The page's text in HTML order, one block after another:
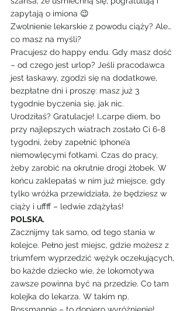
zapytają o imiona 😉
Zwolnienie lekarskie z powodu ciąży? Ale…
co masz na myśli?
Pracujesz do happy endu. Gdy masz dość
– od czego jest urlop? Jeśli pracodawca
jest łaskawy, zgodzi się na dodatkowe,
bezpłatne dni i proszę: masz już 3
tygodnie byczenia się, jak nic.
Urodziłaś? Gratulacje! I…carpe diem, bo
przy najlepszych wiatrach zostało Ci 6-8
tygodni, żeby zapełnić Iphone’a
niemowlęcymi fotkami. Czas do pracy,
żeby zarobić na okrutnie drogi żłobek. W
końcu zaklepałaś w nim już miejsce, gdy
tylko wróżka przewidziała, że będziesz w
ciąży i uffff – ledwie zdążyłaś!
POLSKA.
Zacznijmy tak samo, od tego stania w
kolejce. Pełno jest miejsc, gdzie możesz z
triumfem wyprzedzić wężyk oczekujących,
bo każde dziecko wie, że lokomotywa
zawsze powinna być na przedzie. Co tam
kolejka do lekarza. W takim np.